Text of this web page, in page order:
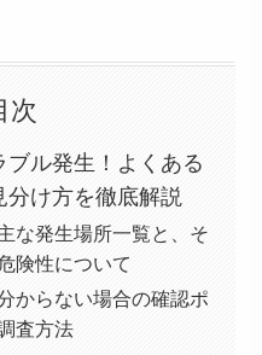
次
ブル発生！よくある
分け方を徹底解説
な発生場所一覧と、そ
険性について
からない場合の確認ポ
査方法